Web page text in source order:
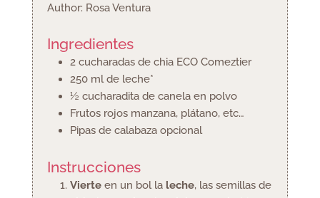
Author: Rosa Ventura
Ingredientes
2 cucharadas de chia ECO Comeztier
250 ml de leche*
½ cucharadita de canela en polvo
Frutos rojos manzana, plátano, etc…
Pipas de calabaza opcional
Instrucciones
Vierte en un bol la leche, las semillas de